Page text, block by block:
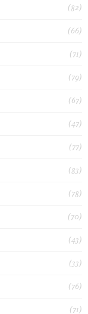
(82)
(66)
(71)
(79)
(67)
(47)
(77)
(83)
(78)
(70)
(43)
(33)
(76)
(71)